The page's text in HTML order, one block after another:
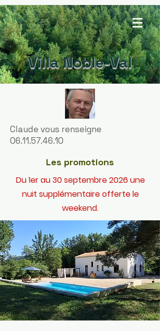
Villa Noble-Val
Claude vous renseigne
06.11.57.46.10
Les promotions
Du 1er au 30 septembre 2026 une
nuit supplémentaire offerte le
weekend.